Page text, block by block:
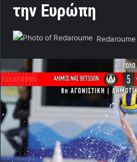
την Ευρώπη
Redaroume